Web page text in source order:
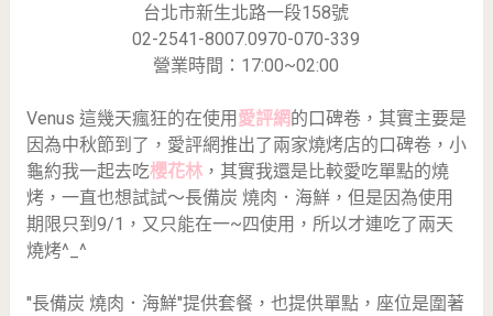
台北市新生北路一段158號
02-2541-8007.0970-070-339
營業時間：17:00~02:00
Venus 這幾天瘋狂的在使用 愛評網的口碑卷，其實主要是
因為中秋節到了，愛評網推出了兩家燒烤店的口碑卷，小
龜約我一起去吃櫻花林，其實我還是比較愛吃單點的燒
烤，一直也想試試～長備炭 燒肉．海鮮，但是因為使用
期限只到9/1，又只能在一~四使用，所以才連吃了兩天
燒烤^_^
''長備炭 燒肉．海鮮''提供套餐，也提供單點，座位是圍著